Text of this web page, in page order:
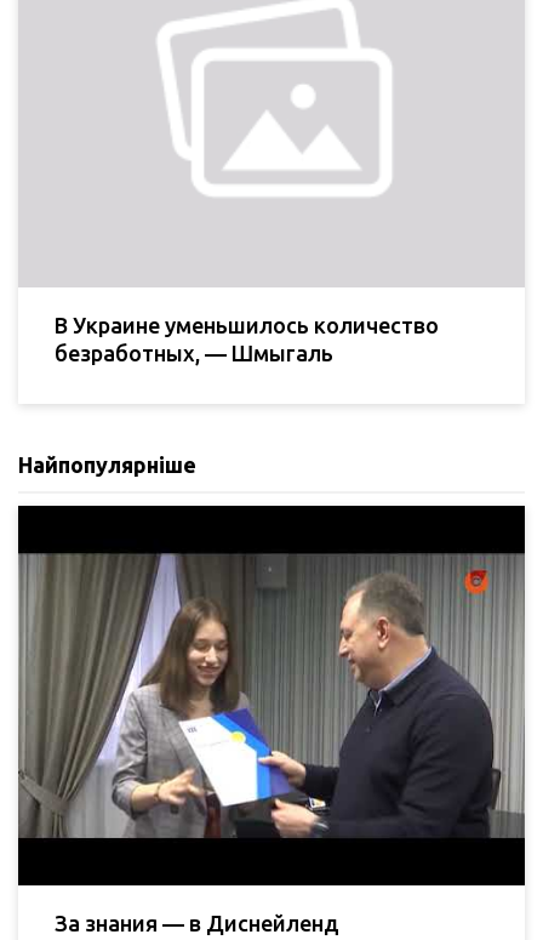
В Украине уменьшилось количество
безработных, — Шмыгаль
Найпопулярніше
За знания — в Диснейленд